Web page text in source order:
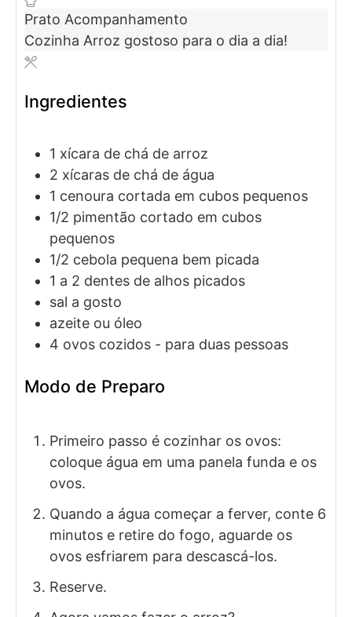
Prato Acompanhamento
Cozinha Arroz gostoso para o dia a dia!
Ingredientes
1 xícara de chá de arroz
2 xícaras de chá de água
1 cenoura cortada em cubos pequenos
1/2 pimentão cortado em cubos
pequenos
1/2 cebola pequena bem picada
1 a 2 dentes de alhos picados
sal a gosto
azeite ou óleo
4 ovos cozidos - para duas pessoas
Modo de Preparo
Primeiro passo é cozinhar os ovos:
coloque água em uma panela funda e os
ovos.
Quando a água começar a ferver, conte 6
minutos e retire do fogo, aguarde os
ovos esfriarem para descascá-los.
Reserve.